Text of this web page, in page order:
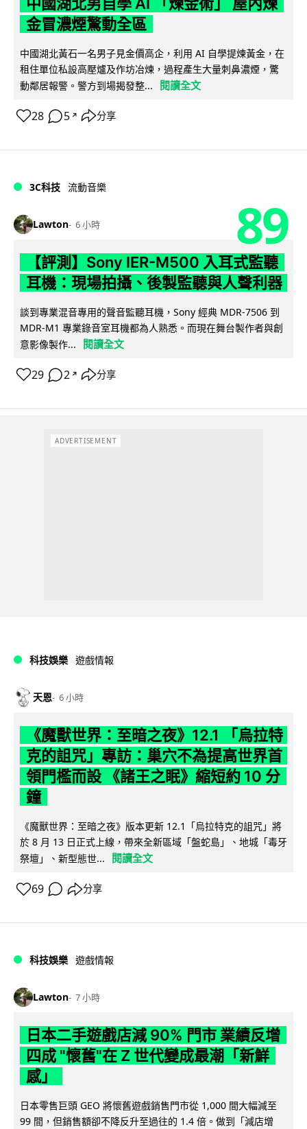
金冒濃煙驚動全區
中國湖北黃石一名男子見金價高企，利用 AI 自學提煉黃金，在
租住單位私設高壓爐及作坊冶煉，過程產生大量刺鼻濃煙，驚
動鄰居報警。警方到場揭發整...
閱讀全文
28 5 ↗ 分享
3C科技 流動音樂
Lawton 6 小時 89
【評測】Sony IER-M500 入耳式監聽
耳機：現場拍攝、後製監聽與人聲利器
談到專業混音專用的聲音監聽耳機，Sony 經典 MDR-7506 到
MDR-M1 專業錄音室耳機都為人熟悉。而現在舞台製作者與創
意影像製作...
閱讀全文
29 2 ↗ 分享
ADVERTISEMENT
科技娛樂 遊戲情報
天恩 6 小時
《魔獸世界：至暗之夜》12.1 「烏拉特
克的詛咒」專訪：巢穴不為提高世界首
領門檻而設 《諸王之眠》縮短約 10 分
鐘
《魔獸世界：至暗之夜》版本更新 12.1「烏拉特克的詛咒」將
於 8 月 13 日正式上線，帶來全新區域「盤蛇島」、地城「毒牙
祭壇」、新型態世...
閱讀全文
69 分享
科技娛樂 遊戲情報
Lawton 7 小時
日本二手遊戲店減 90% 門市 業績反增
四成 "懷舊"在 Z 世代變成最潮「新鮮
感」
日本零售巨頭 GEO 將懷舊遊戲銷售門市從 1,000 間大幅減至
99 間，但銷售額卻不降反升至過往的 1.4 倍。做到「減店增